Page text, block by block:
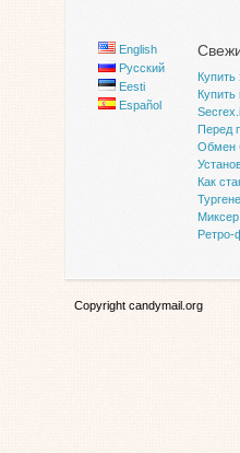
English
Русский
Eesti
Español
Купить
Перед
Обмен
Как
Миксер
Ретро-
Copyright candymail.org